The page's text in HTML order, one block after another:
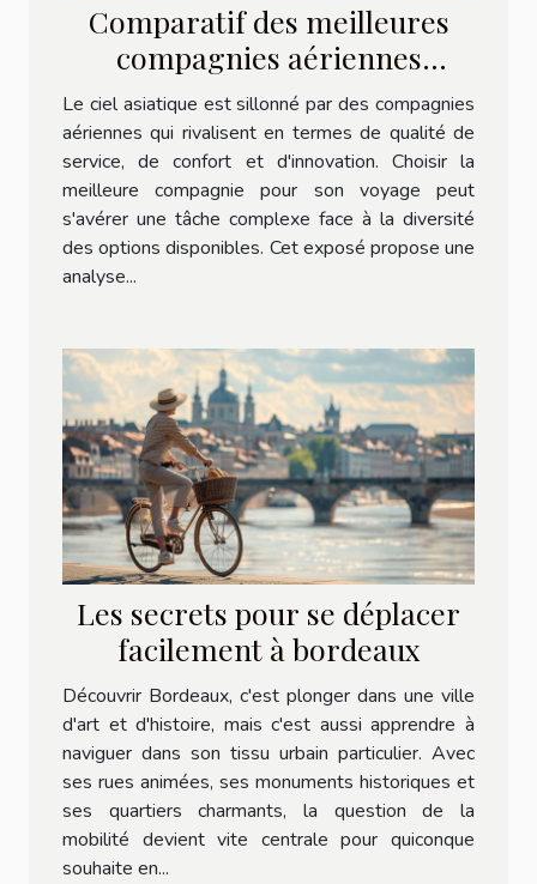
Comparatif des meilleures
compagnies aériennes
asiatiques
Le ciel asiatique est sillonné par des compagnies
aériennes qui rivalisent en termes de qualité de
service, de confort et d'innovation. Choisir la
meilleure compagnie pour son voyage peut
s'avérer une tâche complexe face à la diversité
des options disponibles. Cet exposé propose une
analyse...
Les secrets pour se déplacer
facilement à bordeaux
Découvrir Bordeaux, c'est plonger dans une ville
d'art et d'histoire, mais c'est aussi apprendre à
naviguer dans son tissu urbain particulier. Avec
ses rues animées, ses monuments historiques et
ses quartiers charmants, la question de la
mobilité devient vite centrale pour quiconque
souhaite en...